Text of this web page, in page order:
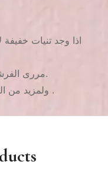
3. مررى الفرشاه بطبقة واحدة فقط من الشفاف.
ولمزيد من التوضيح نرجو زيارة قناتنا على اليوتيوب .